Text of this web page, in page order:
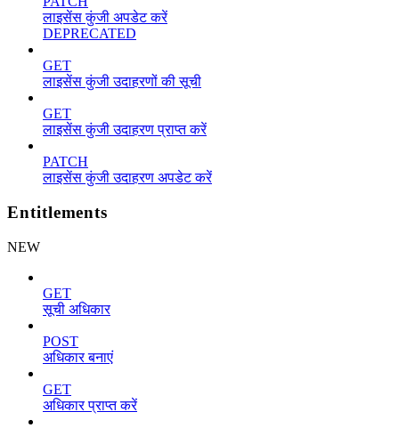
लाइसेंस कुंजी अपडेट करें
DEPRECATED
GET
लाइसेंस कुंजी उदाहरणों की सूची
GET
लाइसेंस कुंजी उदाहरण प्राप्त करें
PATCH
लाइसेंस कुंजी उदाहरण अपडेट करें
Entitlements
NEW
GET
सूची अधिकार
POST
अधिकार बनाएं
GET
अधिकार प्राप्त करें